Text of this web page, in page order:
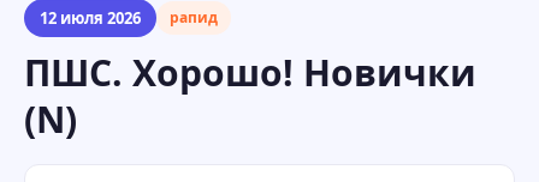
12 июля 2026 рапид
ПШС. Хорошо! Новички
(N)